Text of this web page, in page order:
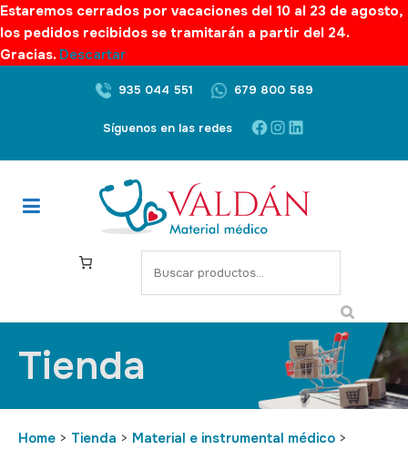
Estaremos cerrados por vacaciones del 10 al 23 de agosto,
los pedidos recibidos se tramitarán a partir del 24.
Gracias. Descartar
935 044 551 679 800 589
Síguenos en las redes
Tienda
Home > Tienda > Material e instrumental médico >